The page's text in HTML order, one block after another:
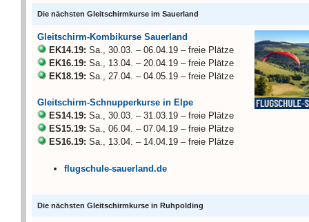
Die nächsten Gleitschirmkurse im Sauerland
Gleitschirm-Kombikurse Sauerland
EK14.19: Sa., 30.03. – 06.04.19 – freie Plätze
EK16.19: Sa., 13.04. – 20.04.19 – freie Plätze
EK18.19: Sa., 27.04. – 04.05.19 – freie Plätze
Gleitschirm-Schnupperkurse in Elpe
ES14.19: Sa., 30.03. – 31.03.19 – freie Plätze
ES15.19: Sa., 06.04. – 07.04.19 – freie Plätze
ES16.19: Sa., 13.04. – 14.04.19 – freie Plätze
flugschule-sauerland.de
Die nächsten Gleitschirmkurse in Ruhpolding